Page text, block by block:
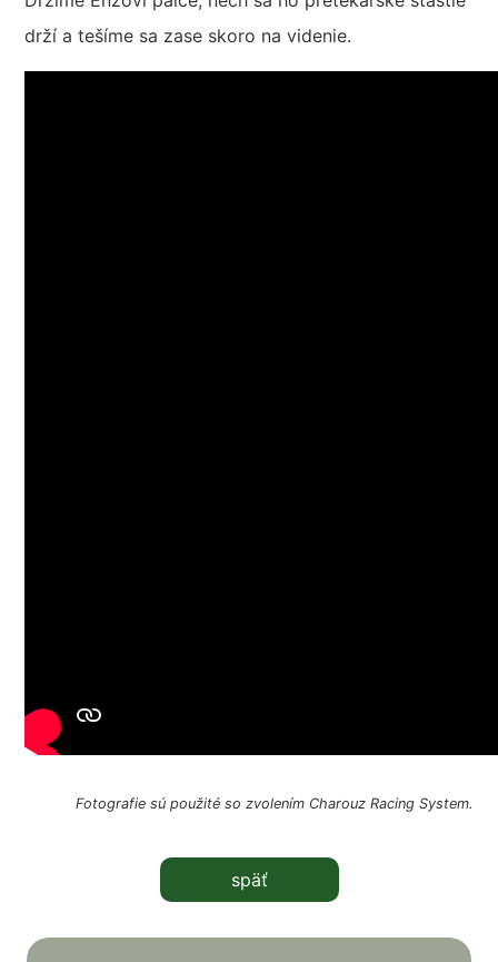
drží a tešíme sa zase skoro na videnie.
Fotografie sú použité so zvolením Charouz Racing System.
späť